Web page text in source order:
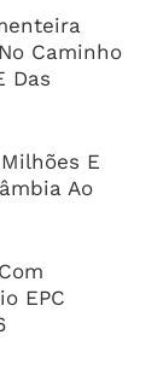
Caminho
Das
E
Ao
EPC